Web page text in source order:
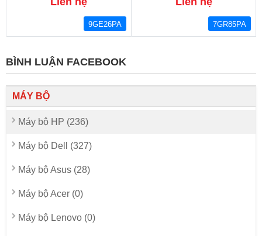
9GE26PA 7GR85PA
BÌNH LUẬN FACEBOOK
MÁY BỘ
Máy bộ HP (236)
Máy bộ Dell (327)
Máy bộ Asus (28)
Máy bộ Acer (0)
Máy bộ Lenovo (0)